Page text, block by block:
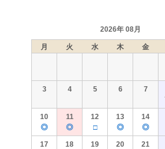
2026年 08月
月 火 水 木 金
3 4 5 6 7
10
◎
11
◎
12
□
13
◎
14
◎
17
18
19
20
21